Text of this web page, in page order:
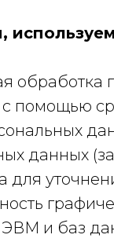
помощью
данных
для
и баз